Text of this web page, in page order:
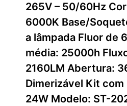
265V – 50/60Hz
6000K Base/
a lâmpada Fluor de
média: 25000h
2160LM Abertura:
Dimerizável Kit com
24W Modelo: ST-